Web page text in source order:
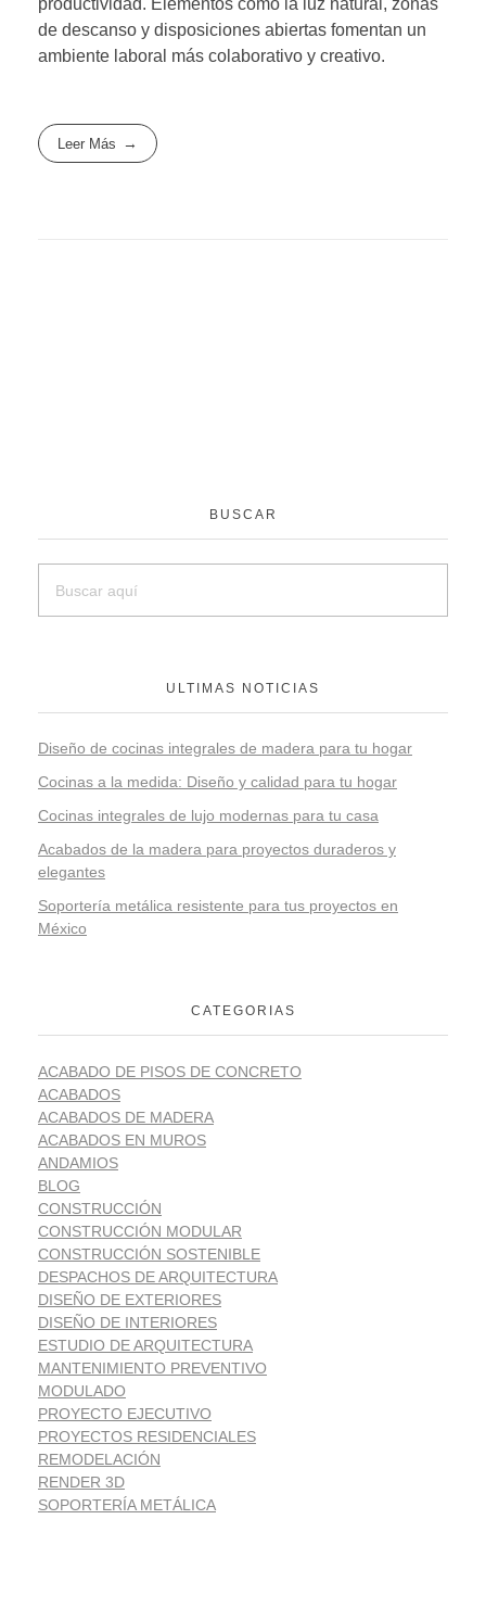
de descanso y disposiciones abiertas fomentan un
ambiente laboral más colaborativo y creativo.
Leer Más
BUSCAR
ULTIMAS NOTICIAS
Diseño de cocinas integrales de madera para tu hogar
Cocinas a la medida: Diseño y calidad para tu hogar
Cocinas integrales de lujo modernas para tu casa
Acabados de la madera para proyectos duraderos y
elegantes
Soportería metálica resistente para tus proyectos en
México
CATEGORIAS
ACABADO DE PISOS DE CONCRETO
ACABADOS
ACABADOS DE MADERA
ACABADOS EN MUROS
ANDAMIOS
BLOG
CONSTRUCCIÓN
CONSTRUCCIÓN MODULAR
CONSTRUCCIÓN SOSTENIBLE
DESPACHOS DE ARQUITECTURA
DISEÑO DE EXTERIORES
DISEÑO DE INTERIORES
ESTUDIO DE ARQUITECTURA
MANTENIMIENTO PREVENTIVO
MODULADO
PROYECTO EJECUTIVO
PROYECTOS RESIDENCIALES
REMODELACIÓN
RENDER 3D
SOPORTERÍA METÁLICA